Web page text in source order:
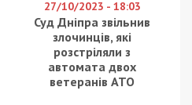
27/10/2023 - 18:03
Суд Дніпра звільнив
злочинців, які
розстріляли з
автомата двох
ветеранів АТО